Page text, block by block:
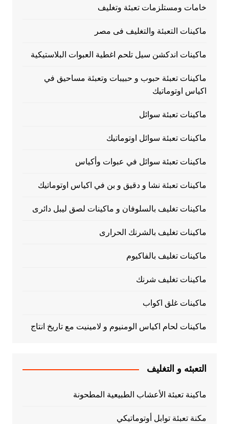
خامات ومستلزمات تعبئة وتغليف
ماكينات التعبئة والتغليف فى مصر
ماكينات اندكشن سيل تلحم اغطية العبوات البلاستيكية
ماكينات تعبئة حبوب و حبيبات وتعبئة مساحيق في
اكياس اوتوماتيك
ماكينات تعبئة سوائل
ماكينات تعبئة سوائل اوتوماتيك
ماكينات تعبئة سوائل في عبوات وأكياس
ماكينات تعبئة نشا و دقيق و بن في اكياس اوتوماتيك
ماكينات تغليف بالسلوفان و ماكينات لصق ليبل دائرى
ماكينات تغليف بالشرنك الحرارى
ماكينات تغليف بالفاكيوم
ماكينات تغليف شرنك
ماكينات غلق اكواب
ماكينات لحام اكياس الومنيوم و لامينيت مع تاريخ انتاج
التعبئه و التغليف
ماكينة تعبئة الأعشاب الطبيعية المطحونة
مكنة تعبئة توابل أوتوماتيكي